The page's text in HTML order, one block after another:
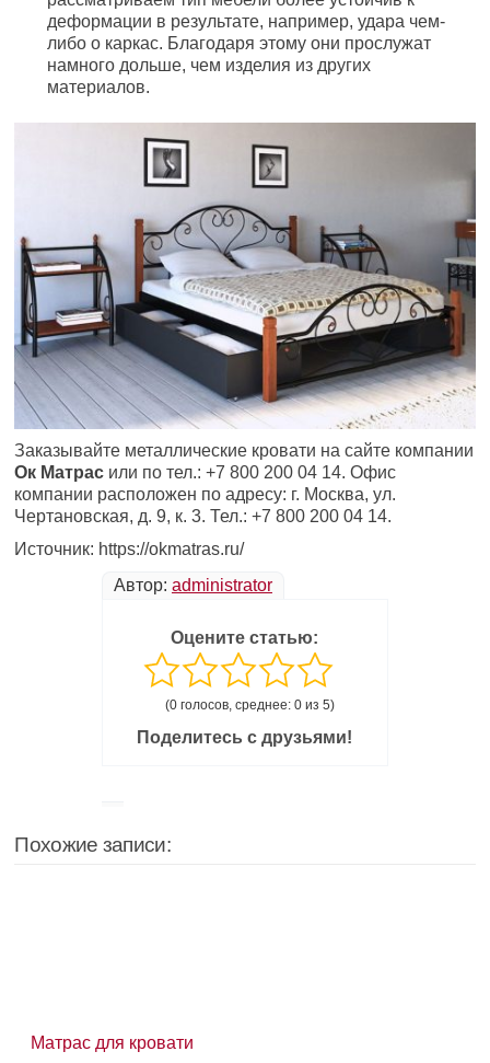
деформации в результате, например, удара чем-
либо о каркас. Благодаря этому они прослужат
намного дольше, чем изделия из других
материалов.
Заказывайте металлические кровати на сайте компании
Ок Матрас или по тел.: +7 800 200 04 14. Офис
компании расположен по адресу: г. Москва, ул.
Чертановская, д. 9, к. 3. Тел.: +7 800 200 04 14.
Источник: https://okmatras.ru/
Автор: administrator
Оцените статью:
(0 голосов, среднее: 0 из 5)
Поделитесь с друзьями!
Похожие записи:
Матрас для кровати